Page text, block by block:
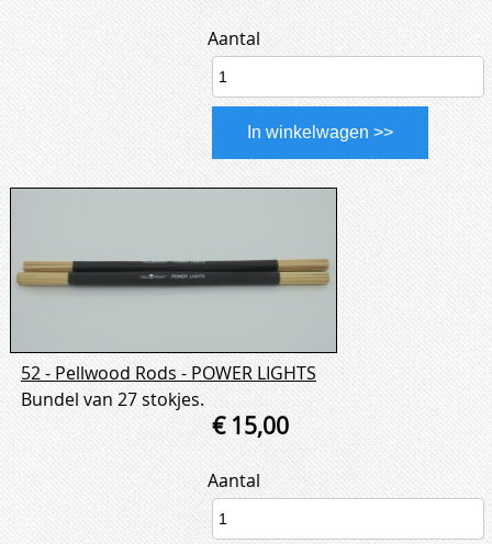
Aantal
52 - Pellwood Rods - POWER LIGHTS
Bundel van 27 stokjes.
€ 15,00
Aantal